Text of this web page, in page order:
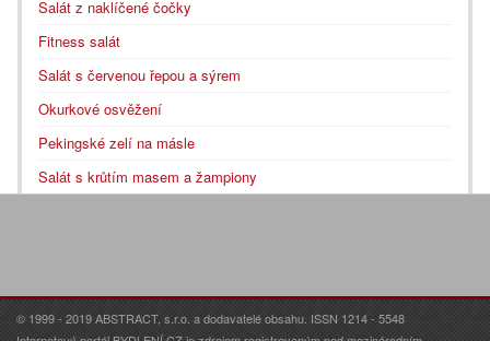
Salát z naklíčené čočky
Fitness salát
Salát s červenou řepou a sýrem
Okurkové osvěžení
Pekingské zelí na másle
Salát s krůtím masem a žampiony
© 1999 - 2019 ABSTRACT, s.r.o. a dodavatelé obsahu. ISSN 1214 - 5548